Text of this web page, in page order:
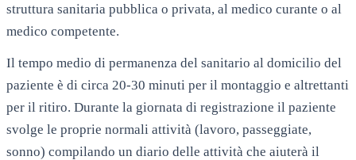
struttura sanitaria pubblica o privata, al medico curante o al
medico competente.
Il tempo medio di permanenza del sanitario al domicilio del
paziente è di circa 20-30 minuti per il montaggio e altrettanti
per il ritiro. Durante la giornata di registrazione il paziente
svolge le proprie normali attività (lavoro, passeggiate,
sonno) compilando un diario delle attività che aiuterà il